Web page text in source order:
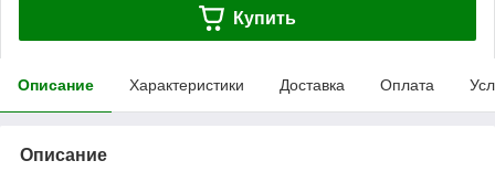
Купить
Описание Характеристики Доставка Оплата
Описание